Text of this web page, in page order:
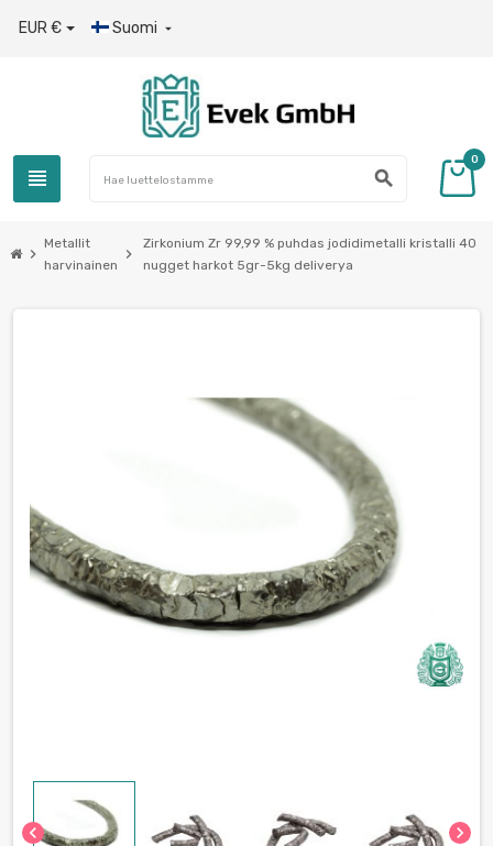
EUR € Suomi 
view_headline search
0
chevron_right
Metallit
harvinainen
chevron_right
Zirkonium Zr 99,99 % puhdas jodidimetalli kristalli 40
nugget harkot 5gr-5kg deliverya
chevron_left chevron_right